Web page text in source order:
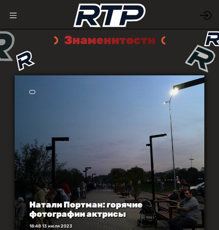
Знаменитости
Натали Портман: горячие
фотографии актрисы
18:48 13 июля 2023